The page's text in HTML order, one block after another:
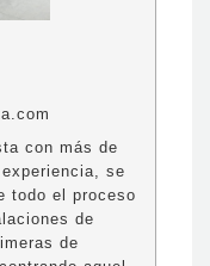
con más de
se
todo el proceso
de
de